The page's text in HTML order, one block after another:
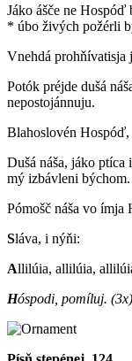
Jáko ášče ne
* úbo živých požérli
Vnehdá prohňívatisja
Potók préjde dušá
nepostojánnuju.
Blahoslovén
Dušá náša, jáko
mý izbávleni býchom.
Pómošč náša vo ímja
Sláva, i nýňi:
Allilúia, allilúia,
Hóspodi, pomíluj. (3x)